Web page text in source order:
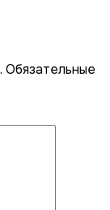
Обязательные